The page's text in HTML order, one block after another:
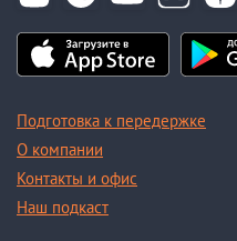
Подготовка к передержке
О компании
Контакты и офис
Наш подкаст